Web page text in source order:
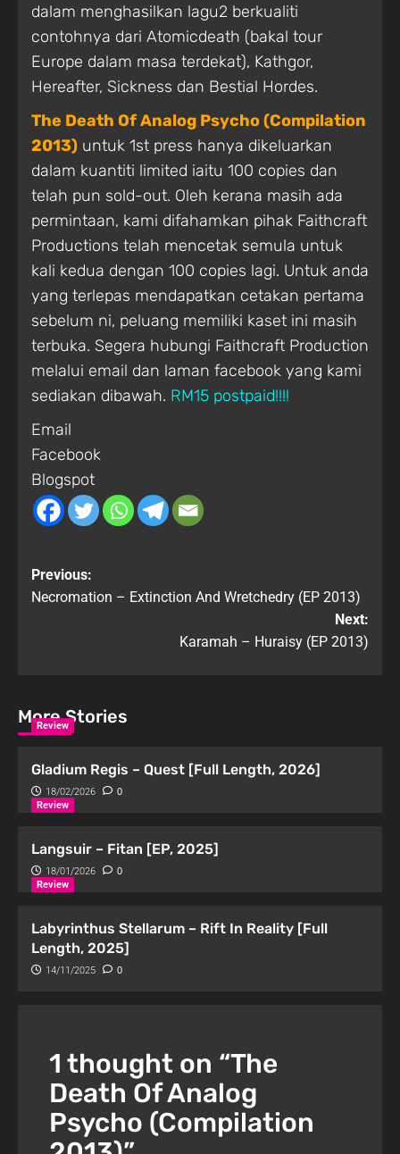
dalam menghasilkan lagu2 berkualiti
contohnya dari Atomicdeath (bakal tour
Europe dalam masa terdekat), Kathgor,
Hereafter, Sickness dan Bestial Hordes.
The Death Of Analog Psycho (Compilation
2013) untuk 1st press hanya dikeluarkan
dalam kuantiti limited iaitu 100 copies dan
telah pun sold-out. Oleh kerana masih ada
permintaan, kami difahamkan pihak Faithcraft
Productions telah mencetak semula untuk
kali kedua dengan 100 copies lagi. Untuk anda
yang terlepas mendapatkan cetakan pertama
sebelum ni, peluang memiliki kaset ini masih
terbuka. Segera hubungi Faithcraft Production
melalui email dan laman facebook yang kami
sediakan dibawah. RM15 postpaid!!!!
Email
Facebook
Blogspot
Previous:
Necromation – Extinction And Wretchedry (EP 2013)
Next:
Karamah – Huraisy (EP 2013)
More Stories
Review
Gladium Regis – Quest [Full Length, 2026]
18/02/2026 0
Review
Langsuir – Fitan [EP, 2025]
18/01/2026 0
Review
Labyrinthus Stellarum – Rift In Reality [Full
Length, 2025]
14/11/2025 0
1 thought on “The
Death Of Analog
Psycho (Compilation